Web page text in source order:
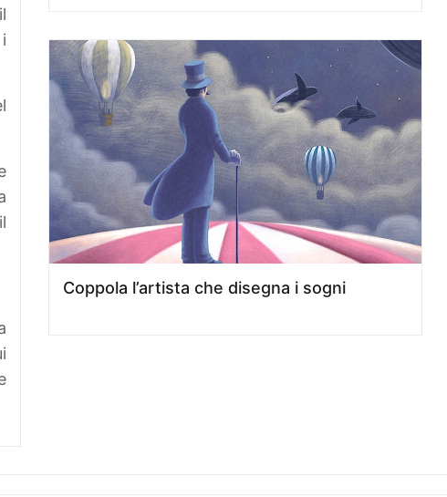
Coppola l’artista che disegna i sogni